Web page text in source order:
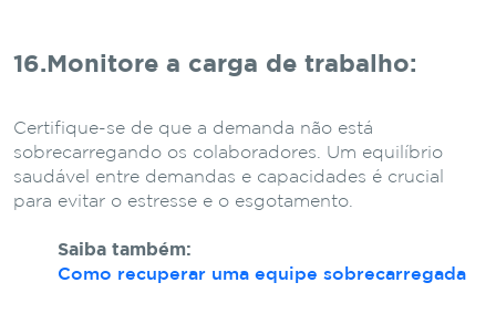
16.Monitore a carga de trabalho:
Certifique-se de que a demanda não está
sobrecarregando os colaboradores. Um equilíbrio
saudável entre demandas e capacidades é crucial
para evitar o estresse e o esgotamento.
Saiba também:
Como recuperar uma equipe sobrecarregada